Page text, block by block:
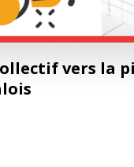
vers la